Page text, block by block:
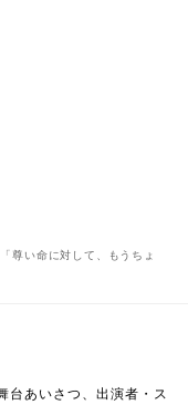
尊い命に対して、もうちょ
台あいさつ、出演者・ス